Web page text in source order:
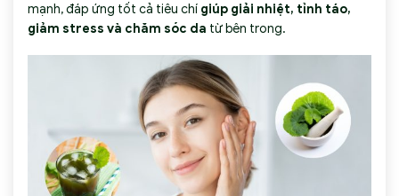
mạnh, đáp ứng tốt cả tiêu chí giúp giải nhiệt, tỉnh táo,
giảm stress và chăm sóc da từ bên trong.